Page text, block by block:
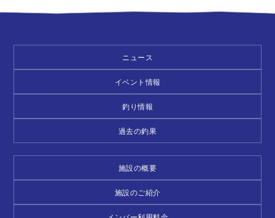
ニュース
イベント情報
釣り情報
過去の釣果
施設の概要
施設のご紹介